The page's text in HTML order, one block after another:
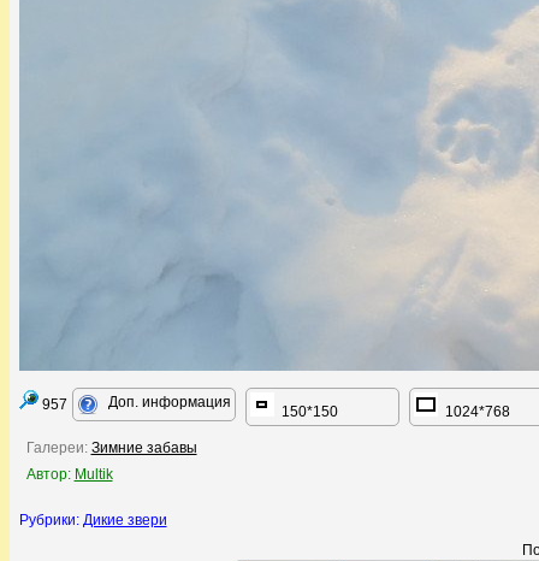
957 Доп. информация
150*150 1024*768
Галереи: Зимние забавы
Автор: Multik
Рубрики: Дикие звери